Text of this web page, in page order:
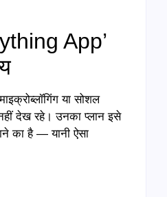
App’
या सोशल
देख रहे। उनका प्लान इसे
का है — यानी ऐसा